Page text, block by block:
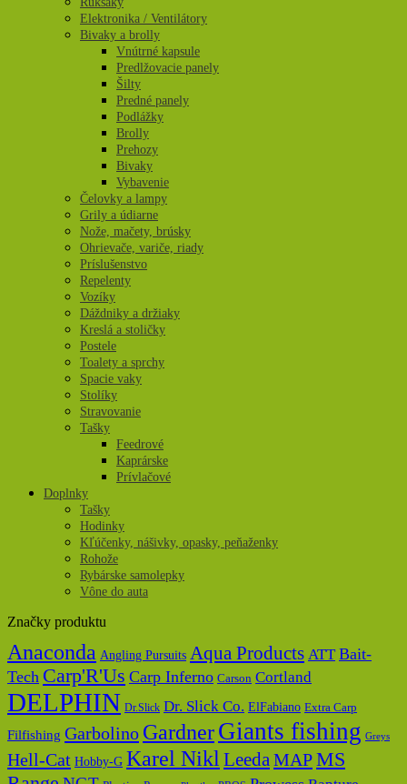
Elektronika / Ventilátory
Bivaky a brolly
Vnútrné kapsule
Predlžovacie panely
Šilty
Predné panely
Podlážky
Brolly
Prehozy
Bivaky
Vybavenie
Čelovky a lampy
Grily a údiarne
Nože, mačety, brúsky
Ohrievače, variče, riady
Príslušenstvo
Repelenty
Vozíky
Dáždniky a držiaky
Kreslá a stoličky
Postele
Toalety a sprchy
Spacie vaky
Stolíky
Stravovanie
Tašky
Feedrové
Kaprárske
Prívlačové
Doplnky
Tašky
Hodinky
Kľúčenky, nášivky, opasky, peňaženky
Rohože
Rybárske samolepky
Vône do auta
Značky produktu
Anaconda Angling Pursuits Aqua Products ATT Bait-
Tech Carp'R'Us Carp Inferno Carson Cortland
DELPHIN Dr.Slick Dr. Slick Co. ElFabiano Extra Carp
Filfishing Garbolino GardnerGiants fishing Greys
Hell-Cat Hobby-G Karel Nikl Leeda MAPMS